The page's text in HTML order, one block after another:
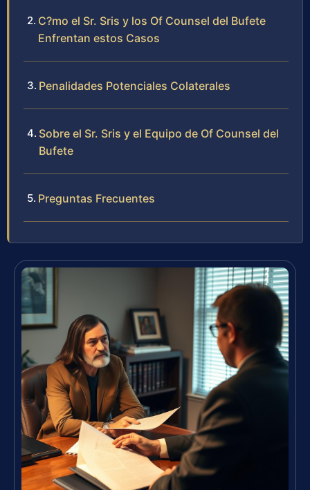
C?mo el Sr. Sris y los Of Counsel del Bufete
Enfrentan estos Casos
Penalidades Potenciales Colaterales
Sobre el Sr. Sris y el Equipo de Of Counsel del
Bufete
Preguntas Frecuentes